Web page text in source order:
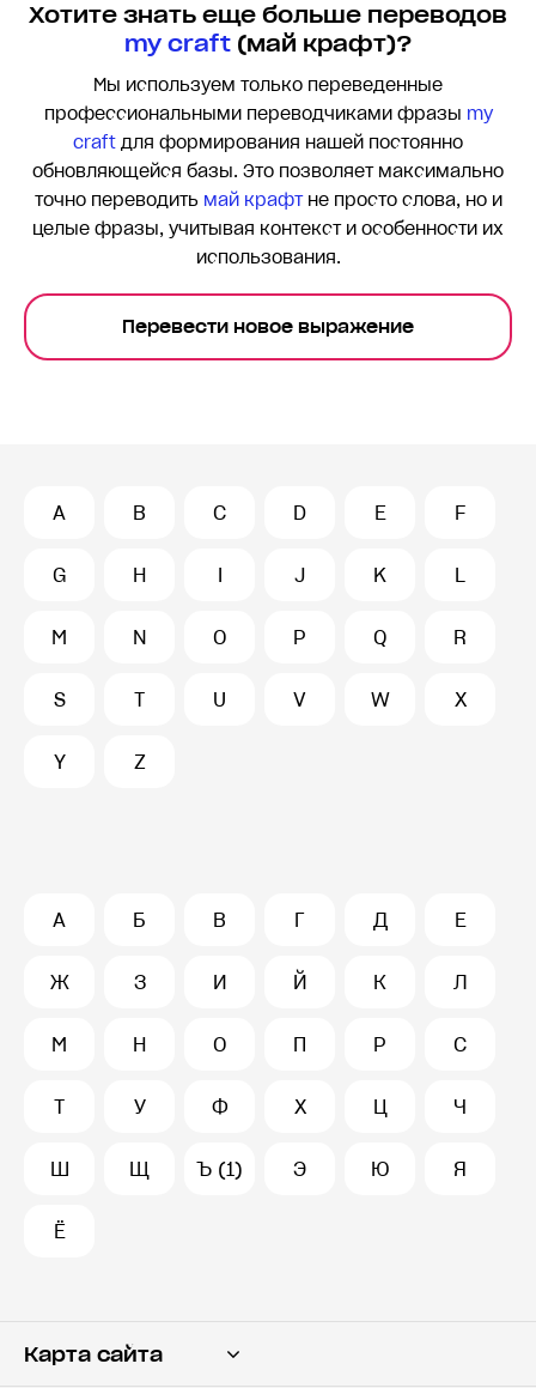
Хотите знать еще больше переводов
my craft(май крафт)?
Мы используем только переведенные
профессиональными переводчиками фразы my
craft для формирования нашей постоянно
обновляющейся базы. Это позволяет максимально
точно переводить май крафтне просто слова, но и
целые фразы, учитывая контекст и особенности их
использования.
Перевести новое выражение
A B C D E F
G H I J K L
M N O P Q R
S T U V W X
Y Z
А Б В Г Д Е
Ж З И Й К Л
М Н О П Р С
Т У Ф Х Ц Ч
Ш Щ Ъ (1) Э Ю Я
Ё
Карта сайта